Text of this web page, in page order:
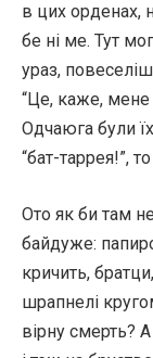
в цих орденах,
бе ні ме. Тут
ураз,
“Це, каже,
Одчаюга були
“бат-таррея!”,
Ото як би там
байдуже:
кричить,
шрапнелі
вірну смерть?